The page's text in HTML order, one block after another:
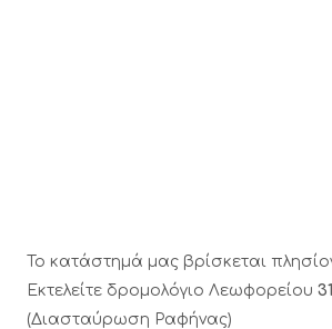
Το κατάστημά μας βρίσκεται
Εκτελείτε δρομολόγιο Λεωφορείου
(Διασταύρωση Ραφήνας)